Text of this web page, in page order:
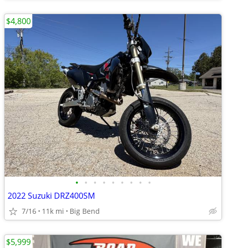
• • • • • • • • •
2022 Suzuki DRZ400SM
7/16 11k mi Big Bend
$4,800
$5,999